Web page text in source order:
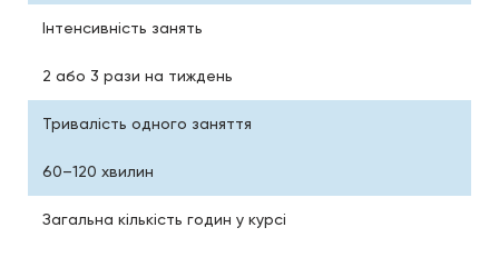
Інтенсивність занять
2 або 3 рази на тиждень
Тривалість одного заняття
60–120 хвилин
Загальна кількість годин у курсі